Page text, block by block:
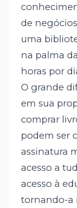
de
uma
na palma
horas por
O grande
em sua
comprar
podem ser
assinatura
acesso a
acesso à
tornando-a